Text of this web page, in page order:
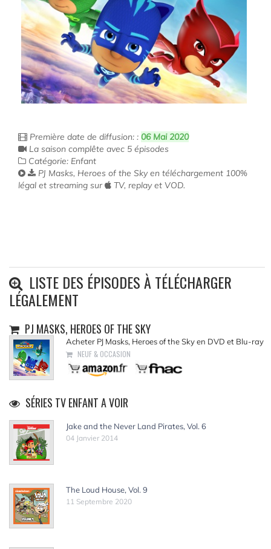
Première date de diffusion: : 06 Mai 2020
La saison complête avec 5 épisodes
Catégorie: Enfant
PJ Masks, Heroes of the Sky en téléchargement 100%
légal et streaming sur
TV, replay et VOD.
LISTE DES ÉPISODES À TÉLÉCHARGER
LÉGALEMENT
PJ MASKS, HEROES OF THE SKY
Acheter PJ Masks, Heroes of the Sky en DVD et Blu-ray
NEUF & OCCASION
SÉRIES TV ENFANT A VOIR
Jake and the Never Land Pirates, Vol. 6
04 Janvier 2014
The Loud House, Vol. 9
11 Septembre 2020